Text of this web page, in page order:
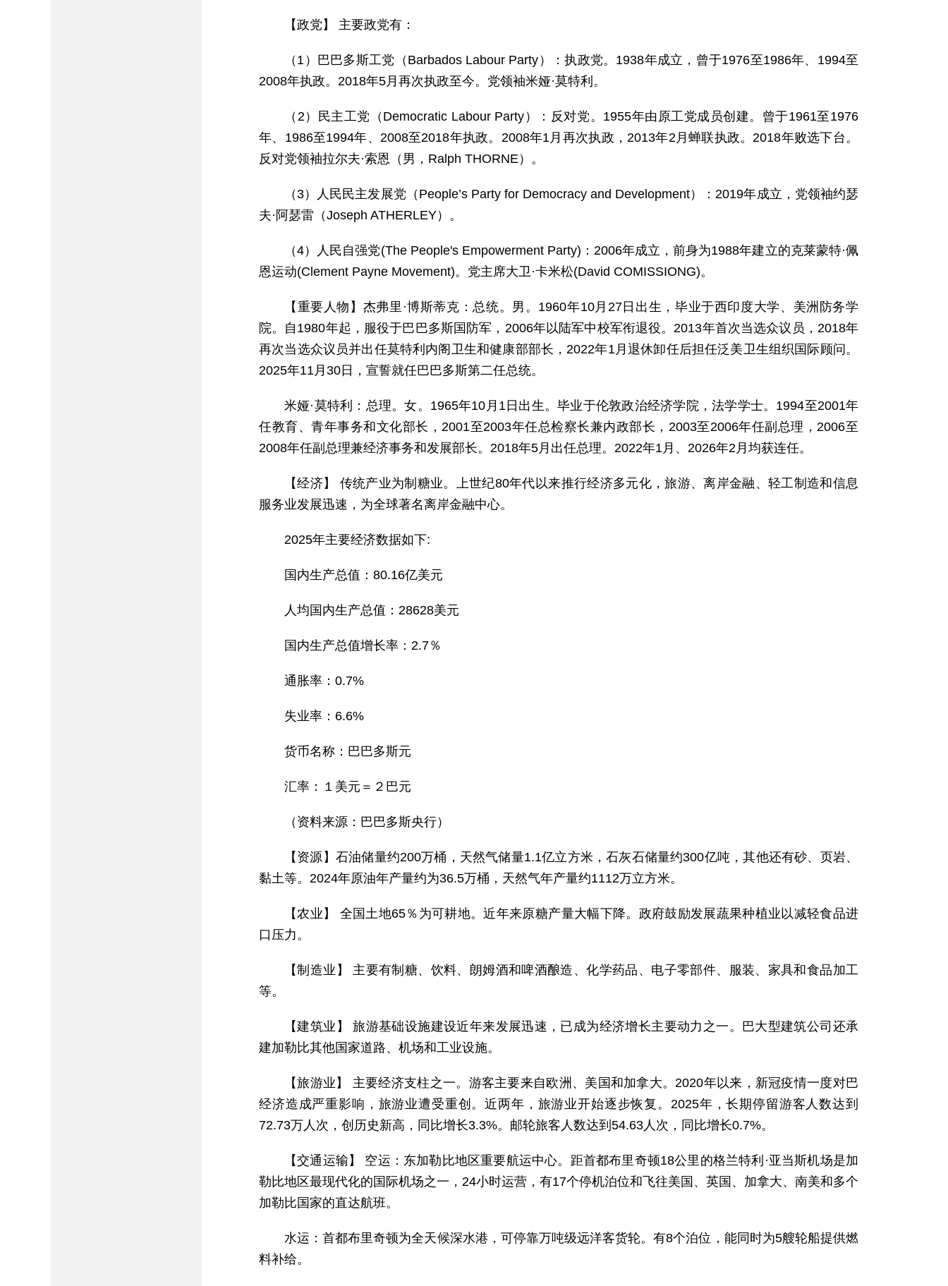
【政党】 主要政党有：
（1）巴巴多斯工党（Barbados Labour Party）：执政党。1938年成立，曾于1976至1986年、1994至
2008年执政。2018年5月再次执政至今。党领袖米娅·莫特利。
（2）民主工党（Democratic Labour Party）：反对党。1955年由原工党成员创建。曾于1961至1976
年、1986至1994年、2008至2018年执政。2008年1月再次执政，2013年2月蝉联执政。2018年败选下台。
反对党领袖拉尔夫·索恩（男，Ralph THORNE）。
（3）人民民主发展党（People’s Party for Democracy and Development）：2019年成立，党领袖约瑟
夫·阿瑟雷（Joseph ATHERLEY）。
（4）人民自强党(The People's Empowerment Party)：2006年成立，前身为1988年建立的克莱蒙特·佩
恩运动(Clement Payne Movement)。党主席大卫·卡米松(David COMISSIONG)。
【重要人物】杰弗里·博斯蒂克：总统。男。1960年10月27日出生，毕业于西印度大学、美洲防务学
院。自1980年起，服役于巴巴多斯国防军，2006年以陆军中校军衔退役。2013年首次当选众议员，2018年
再次当选众议员并出任莫特利内阁卫生和健康部部长，2022年1月退休卸任后担任泛美卫生组织国际顾问。
2025年11月30日，宣誓就任巴巴多斯第二任总统。
米娅·莫特利：总理。女。1965年10月1日出生。毕业于伦敦政治经济学院，法学学士。1994至2001年
任教育、青年事务和文化部长，2001至2003年任总检察长兼内政部长，2003至2006年任副总理，2006至
2008年任副总理兼经济事务和发展部长。2018年5月出任总理。2022年1月、2026年2月均获连任。
【经济】 传统产业为制糖业。上世纪80年代以来推行经济多元化，旅游、离岸金融、轻工制造和信息
服务业发展迅速，为全球著名离岸金融中心。
2025年主要经济数据如下:
国内生产总值：80.16亿美元
人均国内生产总值：28628美元
国内生产总值增长率：2.7％
通胀率：0.7%
失业率：6.6%
货币名称：巴巴多斯元
汇率：１美元＝２巴元
（资料来源：巴巴多斯央行）
【资源】石油储量约200万桶，天然气储量1.1亿立方米，石灰石储量约300亿吨，其他还有砂、页岩、
黏土等。2024年原油年产量约为36.5万桶，天然气年产量约1112万立方米。
【农业】 全国土地65％为可耕地。近年来原糖产量大幅下降。政府鼓励发展蔬果种植业以减轻食品进
口压力。
【制造业】 主要有制糖、饮料、朗姆酒和啤酒酿造、化学药品、电子零部件、服装、家具和食品加工
等。
【建筑业】 旅游基础设施建设近年来发展迅速，已成为经济增长主要动力之一。巴大型建筑公司还承
建加勒比其他国家道路、机场和工业设施。
【旅游业】 主要经济支柱之一。游客主要来自欧洲、美国和加拿大。2020年以来，新冠疫情一度对巴
经济造成严重影响，旅游业遭受重创。近两年，旅游业开始逐步恢复。2025年，长期停留游客人数达到
72.73万人次，创历史新高，同比增长3.3%。邮轮旅客人数达到54.63人次，同比增长0.7%。
【交通运输】 空运：东加勒比地区重要航运中心。距首都布里奇顿18公里的格兰特利·亚当斯机场是加
勒比地区最现代化的国际机场之一，24小时运营，有17个停机泊位和飞往美国、英国、加拿大、南美和多个
加勒比国家的直达航班。
水运：首都布里奇顿为全天候深水港，可停靠万吨级远洋客货轮。有8个泊位，能同时为5艘轮船提供燃
料补给。